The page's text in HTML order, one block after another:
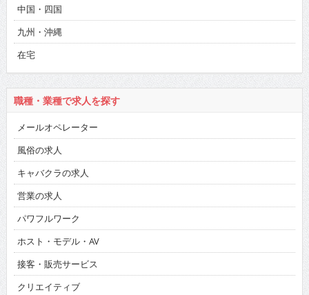
中国・四国
九州・沖縄
在宅
職種・業種で求人を探す
メールオペレーター
風俗の求人
キャバクラの求人
営業の求人
パワフルワーク
ホスト・モデル・AV
接客・販売サービス
クリエイティブ